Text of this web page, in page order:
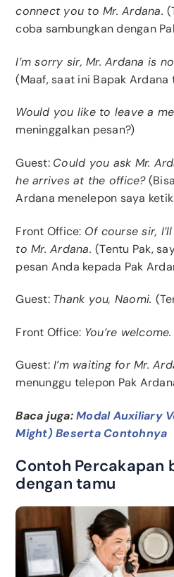
connect you to Mr. Ardana.
coba sambungkan dengan
I’m sorry sir, Mr. Ardana is
(Maaf, saat ini Bapak
Would you like to leave a
meninggalkan pesan?)
Guest: Could you ask Mr.
he arrives at the office?
Ardana menelepon saya
Front Office: Of course sir,
to Mr. Ardana.(Tentu Pak,
pesan Anda kepada Pak
Guest: Thank you, Naomi.
Front Office: You’re welcome.
Guest:I’m waiting for Mr.
menunggu telepon Pak
Baca juga:Modal Auxiliary
Might) Beserta Contohnya
Contoh Percakapan
dengan tamu